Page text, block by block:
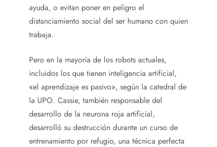
ayuda, o evitan poner en peligro el
distanciamiento social del ser humano con quien
trabaja.
Pero en la mayoría de los robots actuales,
incluidos los que tienen inteligencia artificial,
«el aprendizaje es pasivo», según la catedral de
la UPO. Cassie, también responsable del
desarrollo de la neurona roja artificial,
desarrolló su destrucción durante un curso de
entrenamiento por refugio, una técnica perfecta